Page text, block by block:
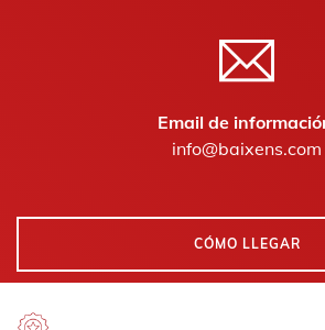
Email de
info@baixens.com
CÓMO LLEGAR